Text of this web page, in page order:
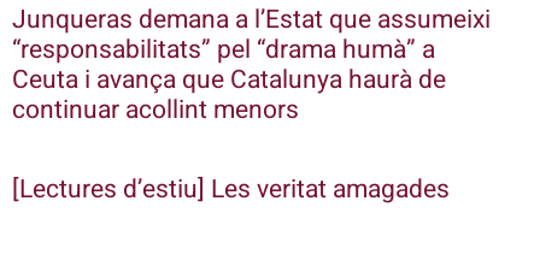
Junqueras demana a l’Estat que assumeixi
“responsabilitats” pel “drama humà” a
Ceuta i avança que Catalunya haurà de
continuar acollint menors
[Lectures d’estiu] Les veritat amagades